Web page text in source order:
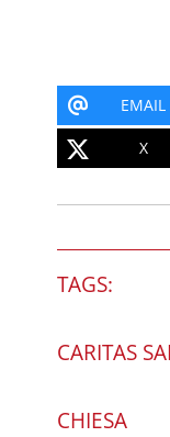
EMAIL
X
TAGS:
CARITAS
CHIESA